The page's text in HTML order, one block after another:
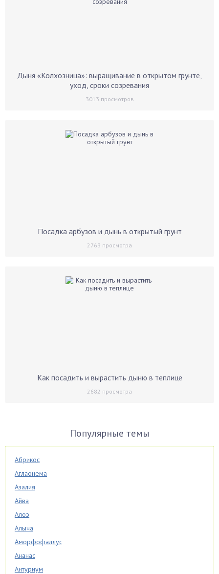
Дыня «Колхозница»: выращивание в открытом грунте,
уход, сроки созревания
3013 просмотров
Посадка арбузов и дынь в открытый грунт
2763 просмотра
Как посадить и вырастить дыню в теплице
2682 просмотра
Популярные темы
Абрикос
Аглаонема
Азалия
Айва
Алоэ
Алыча
Аморфофаллус
Ананас
Антуриум